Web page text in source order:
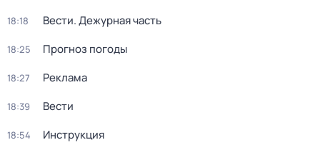
18:18 Вести. Дежурная часть
18:25 Прогноз погоды
18:27 Реклама
18:39 Вести
18:54 Инструкция